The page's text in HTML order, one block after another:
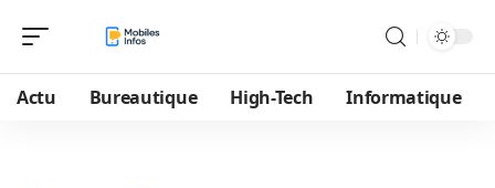
Actu Bureautique High-Tech Informatique